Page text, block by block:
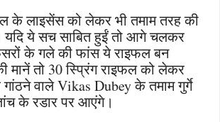
के लाइसेंस को लेकर भी तमाम तरह की
यदि ये सच साबित हुईं तो आगे चलकर
के गले की फांस ये राइफल बन
मानें तो 30 स्प्रिंग राइफल को लेकर
वाले Vikas Dubey के तमाम गुर्गे
के रडार पर आएंगे।